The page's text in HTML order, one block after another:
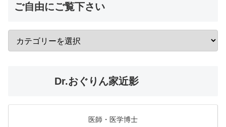
ご自由にご覧下さい
Dr.おぐりん家近影
医師・医学博士